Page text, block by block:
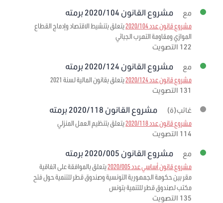
مع مشروع القانون 2020/104 برمته
مشروع قانون عدد 2020/104
يتعلق بتنشيط الاقتصاد وإدماج القطاع
الموازي ومقاومة التهرب الجبائي
122 التصويت
مع مشروع القانون 2020/124 برمته
مشروع قانون عدد 2020/124
يتعلق بقانون المالية لسنة 2021
131 التصويت
غائب(ة) مشروع القانون 2020/118 برمته
مشروع قانون عدد 2020/118
يتعلق بتنظيم العمل المنزلي
114 التصويت
مع مشروع القانون 2020/005 برمته
مشروع قانون أساسي عدد 2020/005
يتعلق بالموافقة على اتفاقية
مقر بين حكومة الجمهورية التونسية وصندوق قطر للتنمية حول فتح
مكتب لصندوق قطر للتنمية بتونس
135 التصويت